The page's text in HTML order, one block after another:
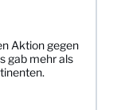
Aktion gegen
gab mehr als